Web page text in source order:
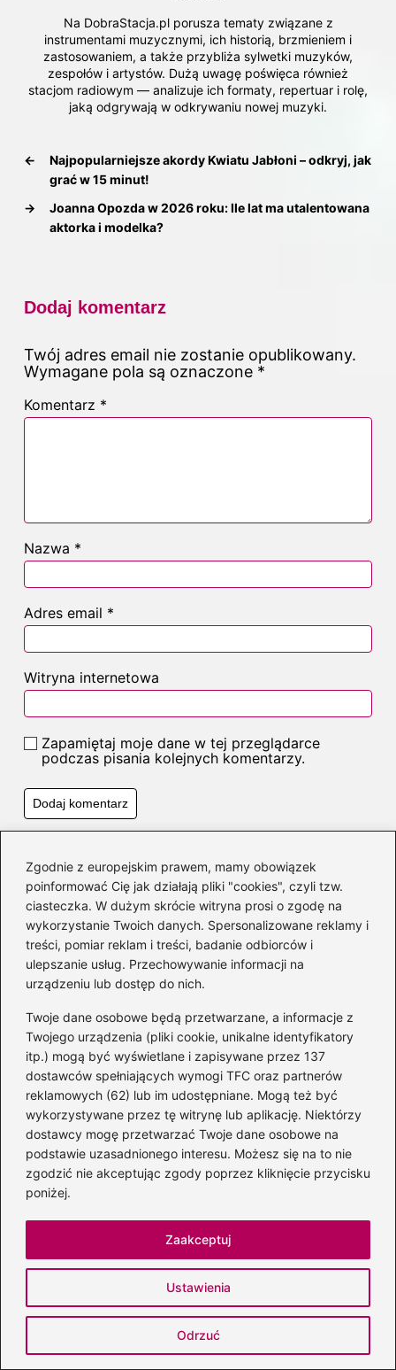
Zgodnie z europejskim prawem, mamy obowiązek
poinformować Cię jak działają pliki "cookies", czyli tzw.
ciasteczka. W dużym skrócie witryna prosi o zgodę na
wykorzystanie Twoich danych. Spersonalizowane reklamy i
treści, pomiar reklam i treści, badanie odbiorców i
ulepszanie usług. Przechowywanie informacji na
urządzeniu lub dostęp do nich.
Twoje dane osobowe będą przetwarzane, a informacje z
Twojego urządzenia (pliki cookie, unikalne identyfikatory
itp.) mogą być wyświetlane i zapisywane przez 137
dostawców spełniających wymogi TFC oraz partnerów
reklamowych (62) lub im udostępniane. Mogą też być
wykorzystywane przez tę witrynę lub aplikację. Niektórzy
dostawcy mogę przetwarzać Twoje dane osobowe na
podstawie uzasadnionego interesu. Możesz się na to nie
zgodzić nie akceptując zgody poprzez kliknięcie przycisku
poniżej.
Ustawienia
Odrzuć
Zaakceptuj
Na DobraStacja.pl porusza tematy związane z
instrumentami muzycznymi, ich historią, brzmieniem i
zastosowaniem, a także przybliża sylwetki muzyków,
zespołów i artystów. Dużą uwagę poświęca również
stacjom radiowym — analizuje ich formaty, repertuar i rolę,
jaką odgrywają w odkrywaniu nowej muzyki.
←
Najpopularniejsze akordy Kwiatu Jabłoni – odkryj, jak
grać w 15 minut!
→
Joanna Opozda w 2026 roku: Ile lat ma utalentowana
aktorka i modelka?
Dodaj komentarz
Twój adres email nie zostanie opublikowany.
Wymagane pola są oznaczone *
Komentarz *
Nazwa *
Adres email *
Witryna internetowa
Zapamiętaj moje dane w tej przeglądarce
podczas pisania kolejnych komentarzy.
Poczytaj więcej
Irena Kamińska-Radomska: ile ma lat?
konkretne informacje i źródła